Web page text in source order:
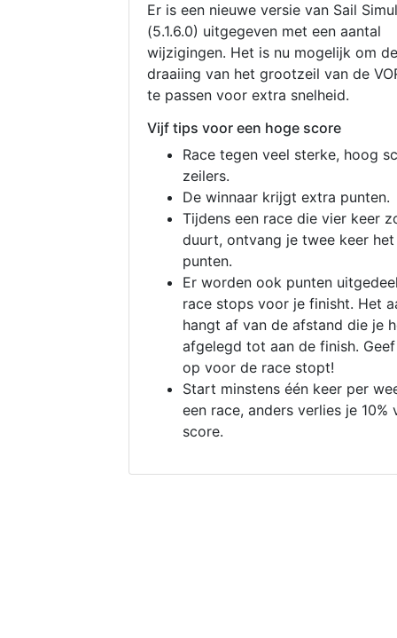
Er is een nieuwe versie van Sail
(5.1.6.0) uitgegeven met een aantal
wijzigingen. Het is nu mogelijk om de
draaiing van het grootzeil van de
te passen voor extra snelheid.
Vijf tips voor een hoge score
Race tegen veel sterke, hoog
zeilers.
De winnaar krijgt extra punten.
Tijdens een race die vier keer
duurt, ontvang je twee keer
punten.
Er worden ook punten
race stops voor je finisht. Het
hangt af van de afstand die je
afgelegd tot aan de finish.
op voor de race stopt!
Start minstens één keer per
een race, anders verlies je 10%
score.